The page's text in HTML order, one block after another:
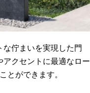
佇まいを実現した門
クセントに最適なロー
とができます。